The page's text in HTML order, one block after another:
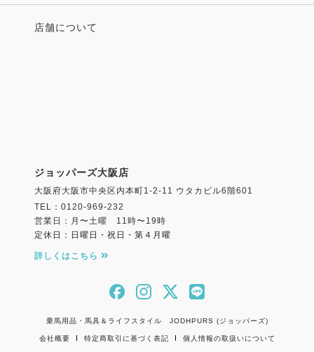
店舗について
ジョッパーズ大阪店
大阪府大阪市中央区内本町1-2-11 ウタカビル6階601
TEL：0120-969-232
営業日：月〜土曜 11時〜19時
定休日：日曜日・祝日・第４月曜
詳しくはこちら
乗馬用品・馬具＆ライフスタイル JODHPURS (ジョッパーズ)
会社概要 特定商取引に基づく表記 個人情報の取扱いについて